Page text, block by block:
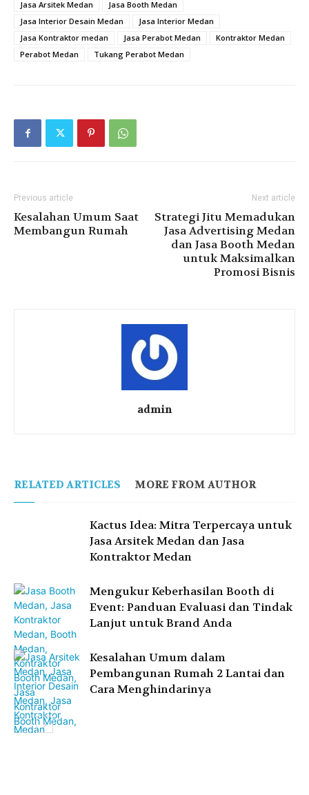
Jasa Arsitek Medan
Jasa Booth Medan
Jasa Interior Desain Medan
Jasa Interior Medan
Jasa Kontraktor medan
Jasa Perabot Medan
Kontraktor Medan
Perabot Medan
Tukang Perabot Medan
Previous article
Kesalahan Umum Saat
Membangun Rumah
Next article
Strategi Jitu Memadukan
Jasa Advertising Medan
dan Jasa Booth Medan
untuk Maksimalkan
Promosi Bisnis
admin
RELATED ARTICLES MORE FROM AUTHOR
Kactus Idea: Mitra Terpercaya untuk
Jasa Arsitek Medan dan Jasa
Kontraktor Medan
Mengukur Keberhasilan Booth di
Event: Panduan Evaluasi dan Tindak
Lanjut untuk Brand Anda
Kesalahan Umum dalam
Pembangunan Rumah 2 Lantai dan
Cara Menghindarinya